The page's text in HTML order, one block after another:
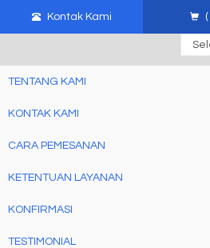
jepara
Kontak Kami (
TENTANG KAMI
KONTAK KAMI
CARA PEMESANAN
KETENTUAN LAYANAN
KONFIRMASI
TESTIMONIAL